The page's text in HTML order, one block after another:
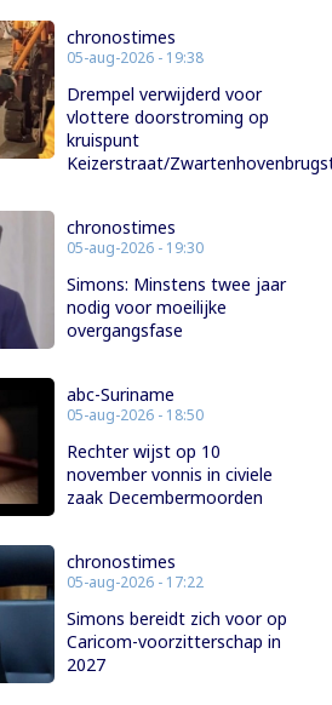
chronostimes
05-aug-2026 - 19:38
Drempel verwijderd voor
vlottere doorstroming op
kruispunt
Keizerstraat/
chronostimes
05-aug-2026 - 19:30
Simons: Minstens twee jaar
nodig voor moeilijke
overgangsfase
abc-Suriname
05-aug-2026 - 18:50
Rechter wijst op 10
november vonnis in civiele
zaak Decembermoorden
chronostimes
05-aug-2026 - 17:22
Simons bereidt zich voor op
Caricom-voorzitterschap in
2027